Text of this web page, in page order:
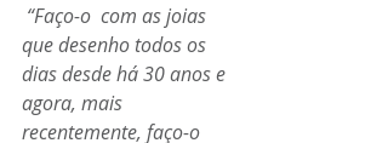
“Faço-o  com as joias
que desenho todos os
dias desde há 30 anos e
agora, mais
recentemente, faço-o